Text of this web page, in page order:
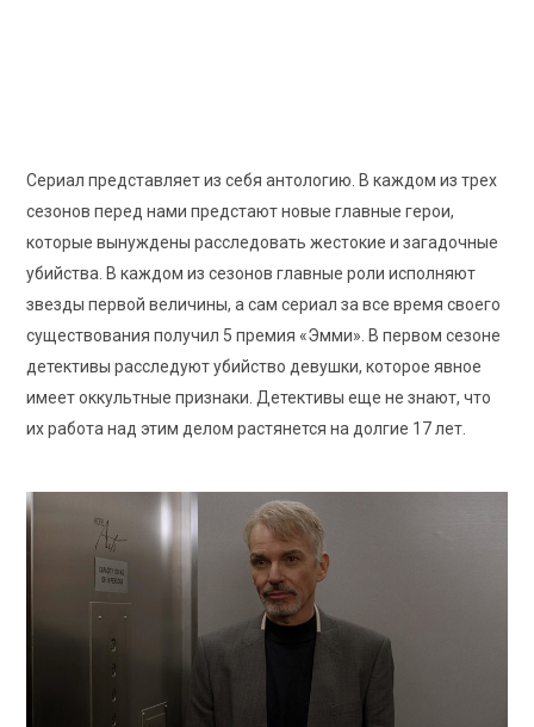
Сериал представляет из себя антологию. В каждом из трех
сезонов перед нами предстают новые главные герои,
которые вынуждены расследовать жестокие и загадочные
убийства. В каждом из сезонов главные роли исполняют
звезды первой величины, а сам сериал за все время своего
существования получил 5 премия «Эмми». В первом сезоне
детективы расследуют убийство девушки, которое явное
имеет оккультные признаки. Детективы еще не знают, что
их работа над этим делом растянется на долгие 17 лет.